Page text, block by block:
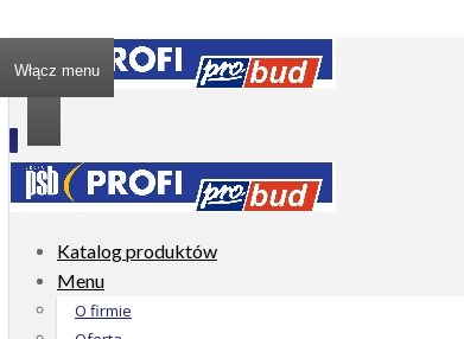
Włącz menu
Katalog produktów
Menu
O firmie